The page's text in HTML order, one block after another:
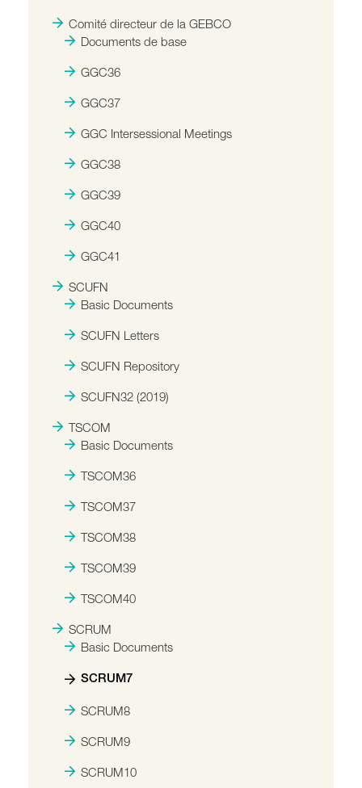
Comité directeur de la GEBCO
Documents de base
GGC36
GGC37
GGC Intersessional Meetings
GGC38
GGC39
GGC40
GGC41
SCUFN
Basic Documents
SCUFN Letters
SCUFN Repository
SCUFN32 (2019)
TSCOM
Basic Documents
TSCOM36
TSCOM37
TSCOM38
TSCOM39
TSCOM40
SCRUM
Basic Documents
SCRUM7
SCRUM8
SCRUM9
SCRUM10